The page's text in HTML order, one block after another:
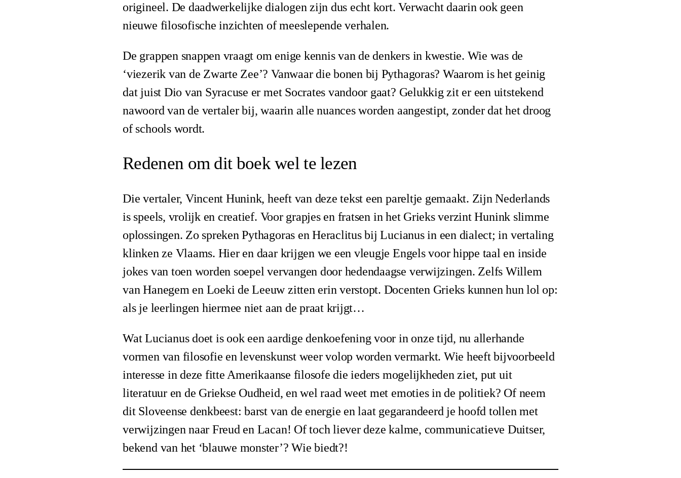
origineel. De daadwerkelijke dialogen zijn dus echt kort. Verwacht daarin ook geen
nieuwe filosofische inzichten of meeslepende verhalen.
De grappen snappen vraagt om enige kennis van de denkers in kwestie. Wie was de
‘viezerik van de Zwarte Zee’? Vanwaar die bonen bij Pythagoras? Waarom is het geinig
dat juist Dio van Syracuse er met Socrates vandoor gaat? Gelukkig zit er een uitstekend
nawoord van de vertaler bij, waarin alle nuances worden aangestipt, zonder dat het droog
of schools wordt.
Redenen om dit boek wel te lezen
Die vertaler, Vincent Hunink, heeft van deze tekst een pareltje gemaakt. Zijn Nederlands
is speels, vrolijk en creatief. Voor grapjes en fratsen in het Grieks verzint Hunink slimme
oplossingen. Zo spreken Pythagoras en Heraclitus bij Lucianus in een dialect; in vertaling
klinken ze Vlaams. Hier en daar krijgen we een vleugje Engels voor hippe taal en inside
jokes van toen worden soepel vervangen door hedendaagse verwijzingen. Zelfs Willem
van Hanegem en Loeki de Leeuw zitten erin verstopt. Docenten Grieks kunnen hun lol op:
als je leerlingen hiermee niet aan de praat krijgt…
Wat Lucianus doet is ook een aardige denkoefening voor in onze tijd, nu allerhande
vormen van filosofie en levenskunst weer volop worden vermarkt. Wie heeft bijvoorbeeld
interesse in deze fitte Amerikaanse filosofe die ieders mogelijkheden ziet, put uit
literatuur en de Griekse Oudheid, en wel raad weet met emoties in de politiek? Of neem
dit Sloveense denkbeest: barst van de energie en laat gegarandeerd je hoofd tollen met
verwijzingen naar Freud en Lacan! Of toch liever deze kalme, communicatieve Duitser,
bekend van het ‘blauwe monster’? Wie biedt?!